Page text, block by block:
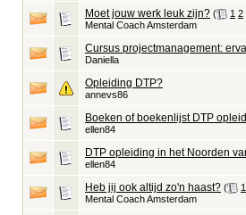
Moet jouw werk leuk zijn? ( 1 2
Mental Coach Amsterdam
Cursus projectmanagement:
Daniella
Opleiding DTP?
annevs86
Boeken of boekenlijst DTP
ellen84
DTP opleiding in het Noorden
ellen84
Heb jij ook altijd zo'n haast? ( 1
Mental Coach Amsterdam